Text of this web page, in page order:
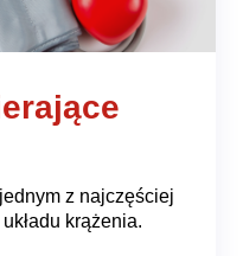
z najczęściej
krążenia.